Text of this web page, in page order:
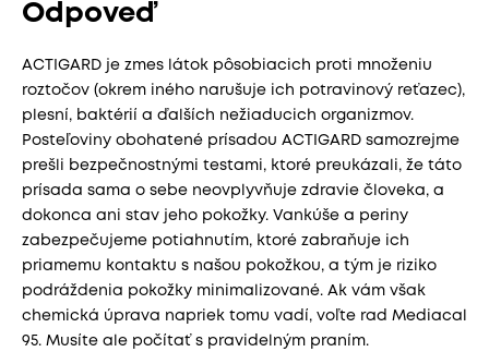
Odpoveď
ACTIGARD je zmes látok pôsobiacich proti množeniu
roztočov (okrem iného narušuje ich potravinový reťazec),
plesní, baktérií a ďalších nežiaducich organizmov.
Posteľoviny obohatené prísadou ACTIGARD samozrejme
prešli bezpečnostnými testami, ktoré preukázali, že táto
prísada sama o sebe neovplyvňuje zdravie človeka, a
dokonca ani stav jeho pokožky. Vankúše a periny
zabezpečujeme potiahnutím, ktoré zabraňuje ich
priamemu kontaktu s našou pokožkou, a tým je riziko
podráždenia pokožky minimalizované. Ak vám však
chemická úprava napriek tomu vadí, voľte rad Mediacal
95. Musíte ale počítať s pravidelným praním.